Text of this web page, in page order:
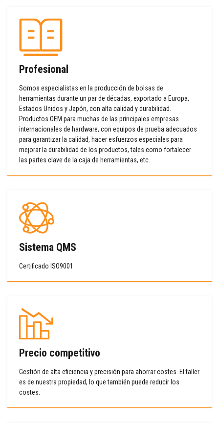
Profesional
Somos especialistas en la producción de bolsas de
herramientas durante un par de décadas, exportado a Europa,
Estados Unidos y Japón, con alta calidad y durabilidad.
Productos OEM para muchas de las principales empresas
internacionales de hardware, con equipos de prueba adecuados
para garantizar la calidad, hacer esfuerzos especiales para
mejorar la durabilidad de los productos, tales como fortalecer
las partes clave de la caja de herramientas, etc.
Sistema QMS
Certificado ISO9001.
Precio competitivo
Gestión de alta eficiencia y precisión para ahorrar costes. El taller
es de nuestra propiedad, lo que también puede reducir los
costes.